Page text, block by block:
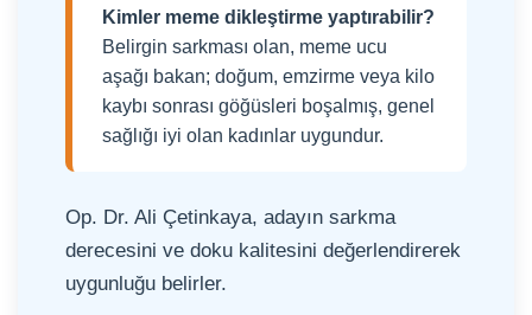
Kimler meme dikleştirme yaptırabilir?
Belirgin sarkması olan, meme ucu
aşağı bakan; doğum, emzirme veya kilo
kaybı sonrası göğüsleri boşalmış, genel
sağlığı iyi olan kadınlar uygundur.
Op. Dr. Ali Çetinkaya, adayın sarkma
derecesini ve doku kalitesini değerlendirerek
uygunluğu belirler.